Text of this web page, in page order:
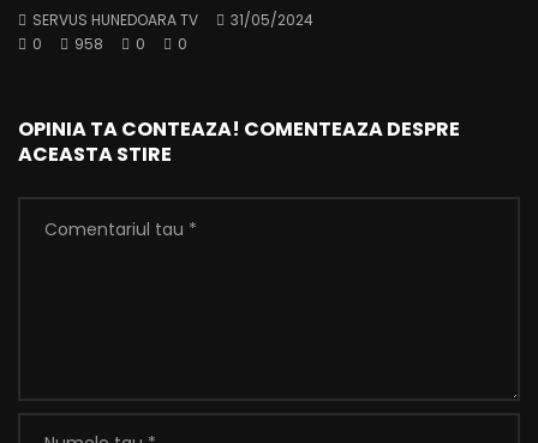
SERVUS HUNEDOARA TV
31/05/2024
0
958 0 0
OPINIA TA CONTEAZA! COMENTEAZA DESPRE
ACEASTA STIRE